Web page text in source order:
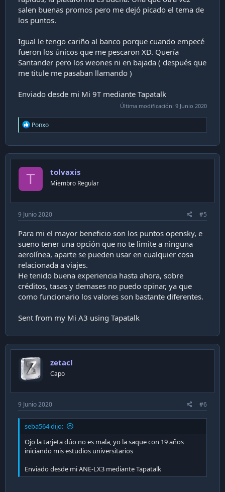
salen buenas promos pero me dejó picado el tema de
los puntos.
Igual le tengo cariño al banco porque cuando empecé
fueron los únicos que me pescaron XD. Quería
Santander pero los weones ni en bajada ( después que
me titule me pasaban llamando )
Enviado desde mi Mi 9T mediante Tapatalk
Última modificación: 9 Junio 2020
R
e
c
t
o
Ponxo
T tolvaxis
Miembro Regular
9 Junio 2020 #5
Para mi el mayor beneficio son los puntos opensky, e
sueno tener una opción que no te limite a ninguna
aerolínea, aparte se pueden usar en cualquier cosa
relacionada a viajes.
He tenido buena experiencia hasta ahora, sobre
créditos, tasas y demases no puedo opinar, ya que
como funcionario los valores son bastante diferentes.
Sent from my Mi A3 using Tapatalk
zetacl
Capo
9 Junio 2020 #6
seba564 dijo:
Ojo la tarjeta dúo no es mala, yo la saque con 19 años
iniciando mis estudios universitarios
Enviado desde mi ANE-LX3 mediante Tapatalk